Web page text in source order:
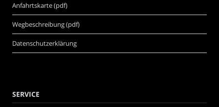
Anfahrtskarte (pdf)
Wegbeschreibung (pdf)
Datenschutzerklärung
SERVICE